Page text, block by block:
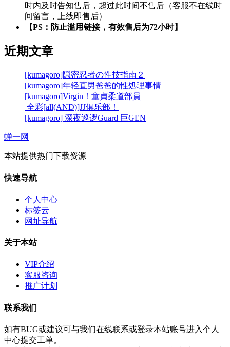
时内及时告知售后，超过此时间不售后（客服不在线时
间留言，上线即售后）
【PS：防止滥用链接，有效售后为72小时】
近期文章
[kumagoro]隠密忍者の性技指南２
[kumagoro]年轻直男爸爸的性処理事情
[kumagoro]Virgin！童貞柔道部員
全彩[all(AND)]JJ俱乐部！
[kumagoro] 深夜巡逻Guard 巨GEN
蝉一网
本站提供热门下载资源
快速导航
个人中心
标签云
网址导航
关于本站
VIP介绍
客服咨询
推广计划
联系我们
如有BUG或建议可与我们在线联系或登录本站账号进入个人
中心提交工单。